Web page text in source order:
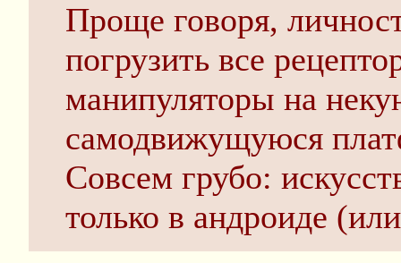
Проще говоря,
погрузить все
манипуляторы на
самодвижущуюся
Совсем грубо:
только в андроиде